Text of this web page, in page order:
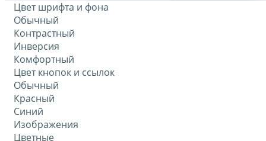
Цвет шрифта и фона
Обычный
Контрастный
Инверсия
Комфортный
Цвет кнопок и ссылок
Обычный
Красный
Синий
Изображения
Цветные